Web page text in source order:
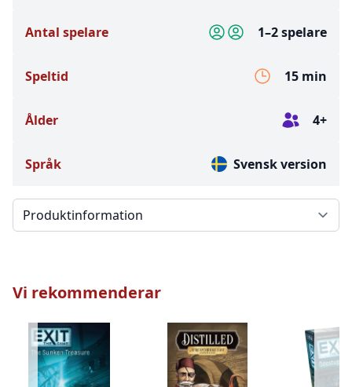
Antal spelare 1–2 spelare
Speltid 15 min
Ålder 4+
Språk Svensk version
Välj en flik
Vi rekommenderar